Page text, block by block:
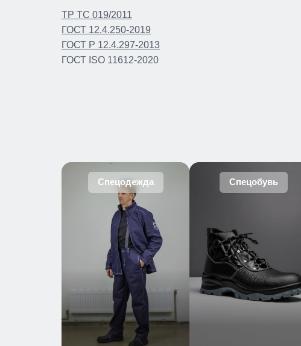
ТР ТС 019/2011
ГОСТ 12.4.250-2019
ГОСТ Р 12.4.297-2013
ГОСТ ISO 11612-2020
Спецодежда Спецобувь